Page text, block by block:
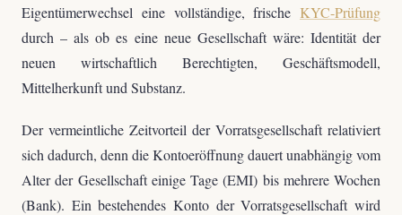
Eigentümerwechsel eine vollständige, frische KYC-Prüfung
durch – als ob es eine neue Gesellschaft wäre: Identität der
neuen wirtschaftlich Berechtigten, Geschäftsmodell,
Mittelherkunft und Substanz.
Der vermeintliche Zeitvorteil der Vorratsgesellschaft relativiert
sich dadurch, denn die Kontoeröffnung dauert unabhängig vom
Alter der Gesellschaft einige Tage (EMI) bis mehrere Wochen
(Bank). Ein bestehendes Konto der Vorratsgesellschaft wird